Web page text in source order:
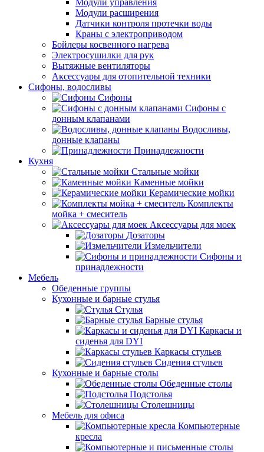
Модули управления
Модули расширения
Датчики контроля протечки воды
Краны с электроприводом
Бойлеры косвенного нагрева
Электросушилки для рук
Вытяжные вентиляторы
Аксессуары для отопительной техники
Сифоны, водосливы
Сифоны
Сифоны с
донным клапанами
Водосливы,
донные клапаны
Принадлежности
Кухня
Стальные мойки
Каменные мойки
Керамические мойки
Комплекты
мойка + смеситель
Аксессуары для моек
Дозаторы
Измельчители
Сифоны и
принадлежности
Мебель
Обеденные группы
Кухонные и барные стулья
Стулья
Барные стулья
Каркасы и
сиденья для DYI
Каркасы стульев
Сидения стульев
Кухонные и барные столы
Обеденные столы
Подстолья
Столешницы
Мебель для офиса
Компьютерные
кресла